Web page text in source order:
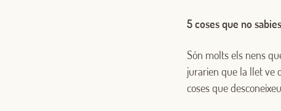
5 cosesque no
Són molts els nens
jurarien que la llet ve
coses que